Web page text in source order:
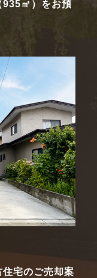
935㎡）をお預
宅のご売却案